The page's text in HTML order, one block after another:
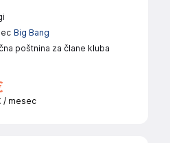
Big Bang
poštnina za člane kluba
/ mesec